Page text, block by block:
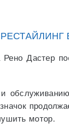
Дастер
мотор.